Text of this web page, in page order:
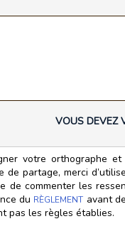
VOUS DEVEZ
votre orthographe
de partage, merci
de commenter les
du RÈGLEMENT avant
pas les règles établies.